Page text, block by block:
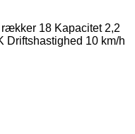
rækker 18 Kapacitet 2,2
Driftshastighed 10 km/h